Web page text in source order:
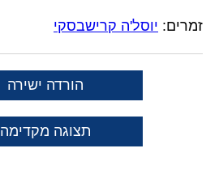
זמרים: יוסל'ה קרישבסקי
הורדה ישירה
תצוגה מקדימה